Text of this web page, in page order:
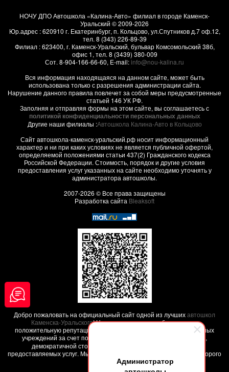
Администратор
НОЧУ ДПО Автошкола «Калина-Авто» филиал в городе Каменск-
Уральский © 2009-2026
Юр.адрес :620910 г. Екатеринбург, п. Кольцово, ул.Спутников д.7 оф.12,
тел. 8 (343) 226-89-39
Филиал :623400, г. Каменск-Уральский, бульвар Комсомольский 38б,
офис 1, тел. 8 (3439) 380-009
Сот. 8-904-166-66-60, E-mail:info@nou-kalina.ru
Вся информация находящаяся на данном сайте, может быть
использована только с разрешения администрации сайта.
Нарушение данного правила повлечет за собой меры предусмотренные
статьей 146 УК РФ.
Заполняя и отправляя формы на этом сайте, вы соглашаетесь с
политикой конфиденциальности персональных данных
Другие наши филиалы :Автошкола Калина-Авто в Кольцово
Сайт автошкола-каменск-уральский.рф носит информационный
характер и ни при каких условиях не является публичной офертой,
определяемой положениями статьи 437(2) Гражданского кодекса
Российской Федерации. Стоимость, порядок и другие условия
предоставления услуг указанных на сайте необходимо уточнять у
администратора автошколы.
2007-2026 © Все права защищены
Разработка сайта Bleaksoft
Добро пожаловать на официальный сайт одной из лучшихавтошкол
Каменска-Уральского! Наша автошкола заработала свою
положительную репутацию среди других похожих образовательных
учреждений за счет положительных
,
демократичной стоимости обучения и высокого качества
предоставляемых услуг. Мы поможем вам обучиться на права - недорого
и качественно !